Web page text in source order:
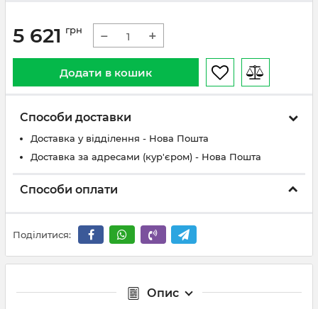
5 621 грн − +
Додати в кошик
Способи доставки
Доставка у відділення - Нова Пошта
Доставка за адресами (кур'єром) - Нова Пошта
Способи оплати
Поділитися:
Опис